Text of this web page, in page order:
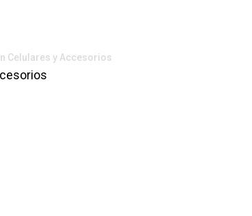
Celulares y Accesorios